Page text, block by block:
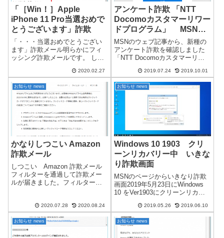
「［Win！］Apple
iPhone 11 Pro当選おめで
とうございます」詐欺
「・・・当選おめでとうござい
ます」詐欺メール明らかにフィ
ッシング詐欺メールです。 しつ
欺メッセージの内容2020年間ビ
ジターアンケートの参加者に選
ばれました！「ありがとう」を
込めてApple iPhone 11...
2020.02.27
アンケート詐欺 「NTT
Docomoカスタマーリワー
ドプログラム」 MSNウ
ェブ記事より発生
MSNのウェブ記事から、新種の
アンケート詐欺を確認しました
「NTT Docomoカスタマーリワ
欺 ↓詐欺メッセージ↓最近MSNの
ウェブサイトでは、詐欺画面の
出る確率がとても高くなってい
ます。巧妙に作成されている...
2019.07.24 2019.10.01
お知らせ news
かなりしつこい Amazon
詐欺メール
しつこい Amazon 詐欺メール
フィルターを通過して詐欺メー
ルが届きました。フィルターで
たのですが、差出人の偽装やタ
イトルの文字変更などで詐欺メ
ールが届きました。すぐに詐欺
メー...
2020.07.28 2020.08.24
お知らせ news
Windows 10 1903 クリ
ーンリカバリー中 いきな
り詐欺画面
MSNのページからいきなり詐欺
画面2019年5月23日にWindows
10 をVer1903にクリーンリカバ
ました。最終段階で、ウェブブ
ラウザの設定を行っていた時に
いきなりシステム警告の詐欺画
面が出てきました。...
2019.05.26 2019.06.10
お知らせ news お知らせ news